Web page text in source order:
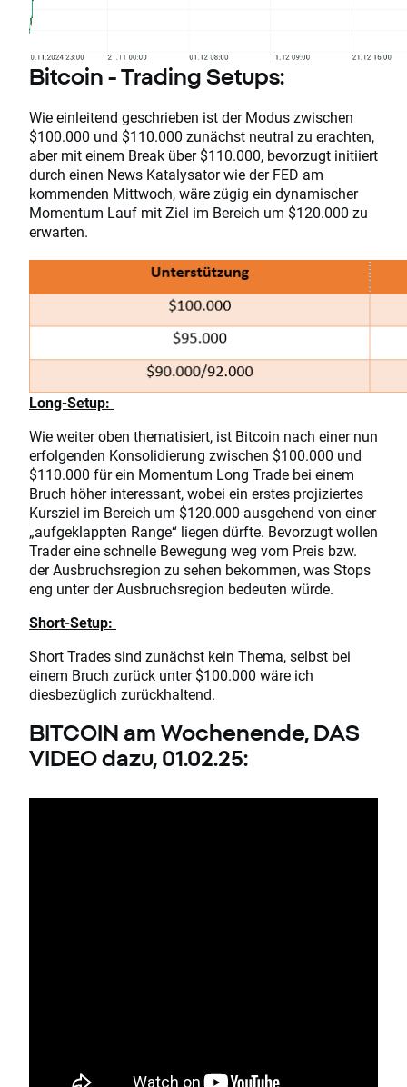
Bitcoin - Trading Setups:
Wie einleitend geschrieben ist der Modus zwischen
$100.000 und $110.000 zunächst neutral zu erachten,
aber mit einem Break über $110.000, bevorzugt initiiert
durch einen News Katalysator wie der FED am
kommenden Mittwoch, wäre zügig ein dynamischer
Momentum Lauf mit Ziel im Bereich um $120.000 zu
erwarten.
Long-Setup:
Wie weiter oben thematisiert, ist Bitcoin nach einer nun
erfolgenden Konsolidierung zwischen $100.000 und
$110.000 für ein Momentum Long Trade bei einem
Bruch höher interessant, wobei ein erstes projiziertes
Kursziel im Bereich um $120.000 ausgehend von einer
„aufgeklappten Range“ liegen dürfte. Bevorzugt wollen
Trader eine schnelle Bewegung weg vom Preis bzw.
der Ausbruchsregion zu sehen bekommen, was Stops
eng unter der Ausbruchsregion bedeuten würde.
Short-Setup:
Short Trades sind zunächst kein Thema, selbst bei
einem Bruch zurück unter $100.000 wäre ich
diesbezüglich zurückhaltend.
BITCOIN am Wochenende, DAS
VIDEO dazu, 01.02.25: